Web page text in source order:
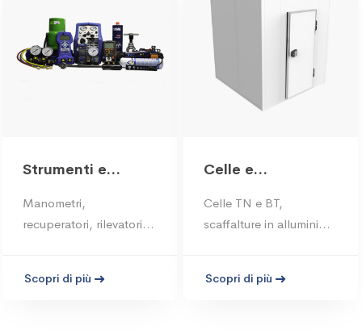
Strumenti e
Manometri,
recuperatori, rilevatori di
Scopri di più
Celle e
Celle TN e BT,
scaffalture in alluminio e
Scopri di più